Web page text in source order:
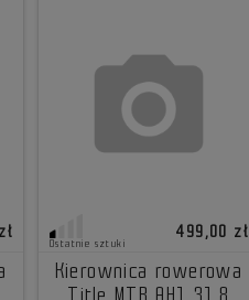
Ostatnie sztuki
499,00 zł
Kierownica rowerowa